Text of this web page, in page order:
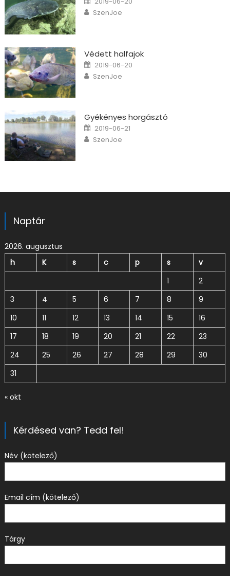
Author
SzenJoe
Védett halfajok
Posted on
2019-06-20
Author
SzenJoe
Gyékényes horgásztó
Posted on
2019-06-21
Author
SzenJoe
Naptár
2026. augusztus
h
K s c p s
v
1
2
3
4 5 6 7 8
9
10
11 12 13 14 15
16
17
18 19 20 21 22
23
24
25 26 27 28 29
30
31
« okt
Kérdésed van? Tedd fel!
Név (kötelező)
Email cím (kötelező)
Tárgy